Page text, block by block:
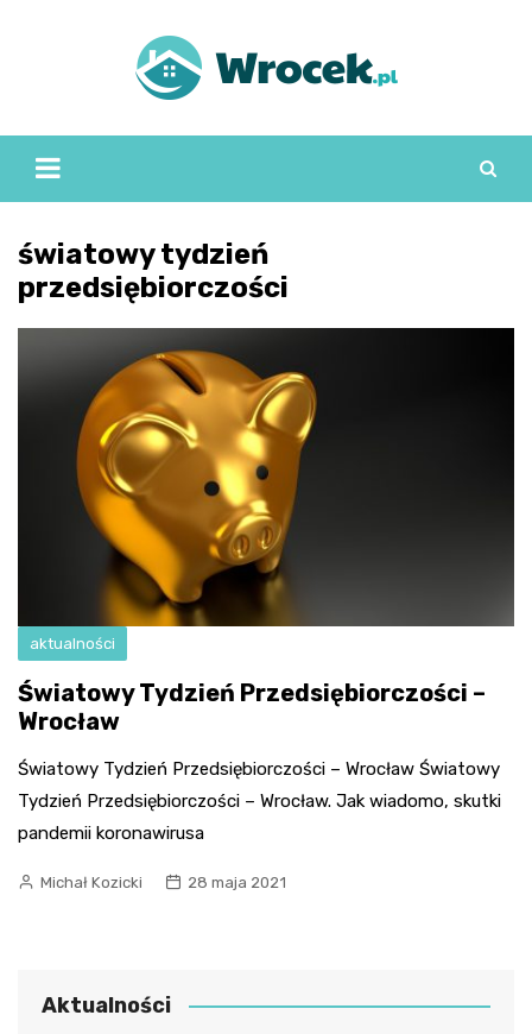
światowy tydzień
przedsiębiorczości
aktualności
Światowy Tydzień Przedsiębiorczości –
Wrocław
Światowy Tydzień Przedsiębiorczości – Wrocław Światowy
Tydzień Przedsiębiorczości – Wrocław. Jak wiadomo, skutki
pandemii koronawirusa
Michał Kozicki 28 maja 2021
Aktualności